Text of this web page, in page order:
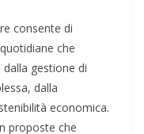
consente di
che
gestione di
dalla
economica.
proposte che